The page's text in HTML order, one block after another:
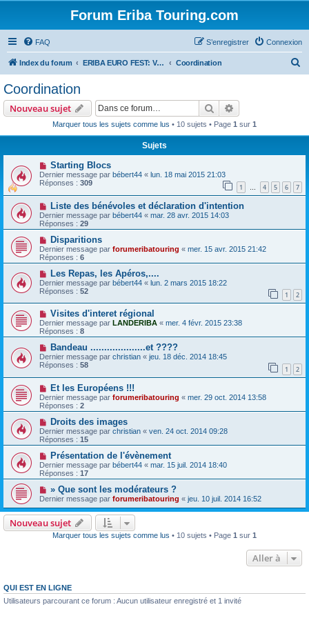
Forum Eriba Touring.com
FAQ Connexion
S’enregistrer
Index du forum ERIBA EURO FEST: VILLAGE GOLFE DU MORBIHAN 2015 Coordination
e
Coordination
Nouveau sujet Rechercher
Marquer tous les sujets comme lus • 10 sujets • Page 1 sur 1
Sujets
Starting Blocs
Dernier message par bébert44 « lun. 18 mai 2015 21:03
Réponses : 309 1 … 4 5 6 7
Liste des bénévoles et déclaration d'intention
Dernier message par bébert44 « mar. 28 avr. 2015 14:03
Réponses : 29
Disparitions
Dernier message par forumeribatouring « mer. 15 avr. 2015 21:42
Réponses : 6
Les Repas, les Apéros,....
Dernier message par bébert44 « lun. 2 mars 2015 18:22
Réponses : 52 1 2
Visites d'interet régional
Dernier message par LANDERIBA « mer. 4 févr. 2015 23:38
Réponses : 8
Bandeau ....................et ????
Dernier message par christian « jeu. 18 déc. 2014 18:45
Réponses : 58 1 2
Et les Européens !!!
Dernier message par forumeribatouring « mer. 29 oct. 2014 13:58
Réponses : 2
Droits des images
Dernier message par christian « ven. 24 oct. 2014 09:28
Réponses : 15
Présentation de l'évènement
Dernier message par bébert44 « mar. 15 juil. 2014 18:40
Réponses : 17
» Que sont les modérateurs ?
Dernier message par forumeribatouring « jeu. 10 juil. 2014 16:52
Nouveau sujet
Marquer tous les sujets comme lus • 10 sujets • Page 1 sur 1
Aller à
QUI EST EN LIGNE
Utilisateurs parcourant ce forum : Aucun utilisateur enregistré et 1 invité